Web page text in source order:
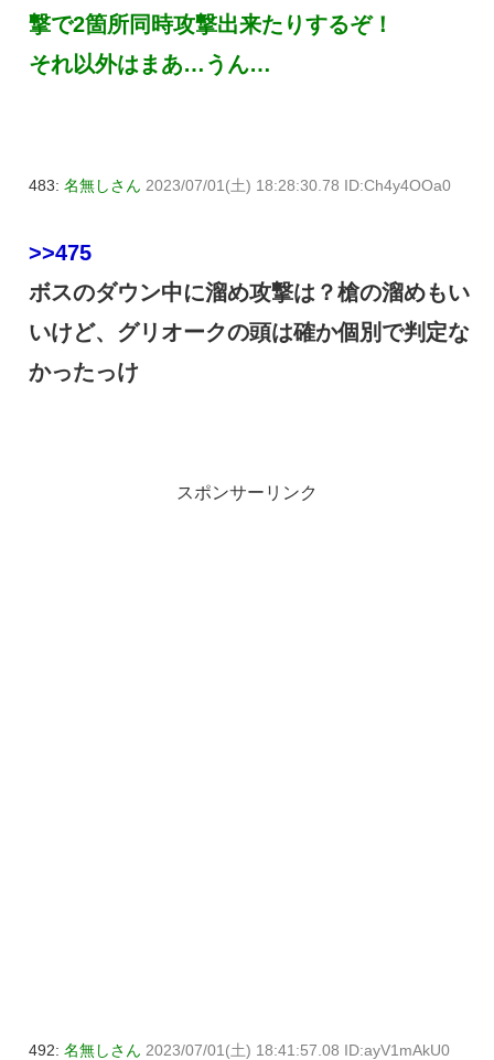
撃で2箇所同時攻撃出来たりするぞ！
それ以外はまあ…うん…
483: 名無しさん 2023/07/01(土) 18:28:30.78 ID:Ch4y4OOa0
>>475
ボスのダウン中に溜め攻撃は？槍の溜めもい
いけど、グリオークの頭は確か個別で判定な
かったっけ
スポンサーリンク
492: 名無しさん 2023/07/01(土) 18:41:57.08 ID:ayV1mAkU0